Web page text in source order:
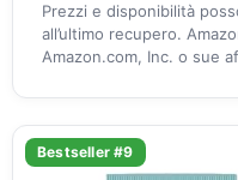
Prezzi e disponibilità
all’ultimo recupero.
Amazon.com, Inc. o sue
Bestseller #9